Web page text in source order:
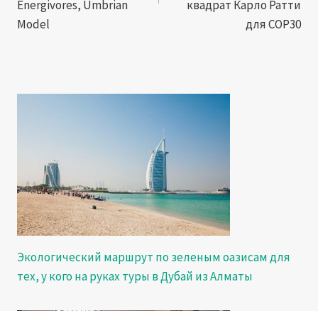
Energivores, Umbrian
Model
квадрат Карло Ратти
для COP30
Экологический маршрут по зеленым оазисам для
тех, у кого на руках туры в Дубай из Алматы